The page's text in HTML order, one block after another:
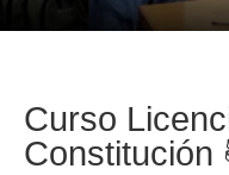
Curso
Constitución